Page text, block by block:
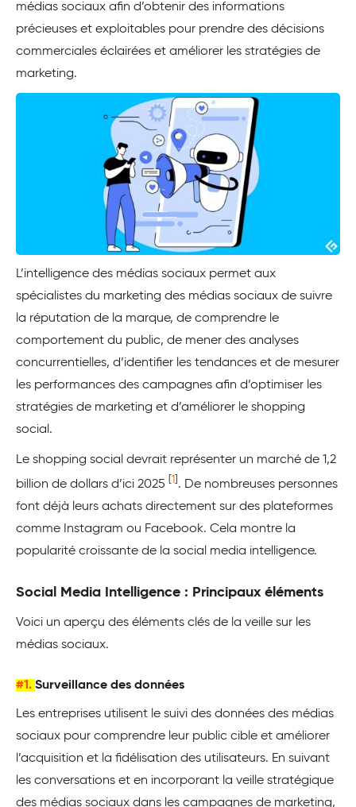
médias sociaux afin d’obtenir des informations
précieuses et exploitables pour prendre des décisions
commerciales éclairées et améliorer les stratégies de
marketing.
L’intelligence des médias sociaux permet aux
spécialistes du marketing des médias sociaux de suivre
la réputation de la marque, de comprendre le
comportement du public, de mener des analyses
concurrentielles, d’identifier les tendances et de mesurer
les performances des campagnes afin d’optimiser les
stratégies de marketing et d’améliorer le shopping
social.
Le shopping social devrait représenter un marché de 1,2
billion de dollars d’ici 2025
1 . De nombreuses personnes
font déjà leurs achats directement sur des plateformes
comme Instagram ou Facebook. Cela montre la
popularité croissante de la social media intelligence.
Social Media Intelligence : Principaux éléments
Voici un aperçu des éléments clés de la veille sur les
médias sociaux.
#1. Surveillance des données
Les entreprises utilisent le suivi des données des médias
sociaux pour comprendre leur public cible et améliorer
l’acquisition et la fidélisation des utilisateurs. En suivant
les conversations et en incorporant la veille stratégique
des médias sociaux dans les campagnes de marketing,